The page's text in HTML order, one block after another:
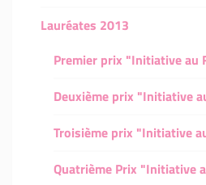
Lauréates 2013
Premier prix "Initiative au
Deuxième prix "Initiative
Troisième prix "Initiative
Quatrième Prix "Initiative